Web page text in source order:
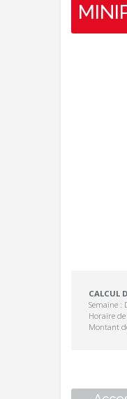
CALCUL
Semaine :
Horaire
Montant